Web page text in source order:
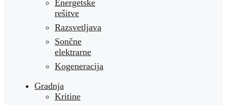
Energetske
rešitve
Razsvetljava
Sončne
elektrarne
Kogeneracija
Gradnja
Kritine